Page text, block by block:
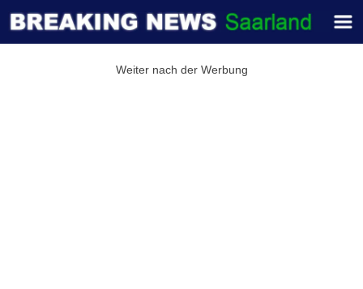
Weiter nach der Werbung